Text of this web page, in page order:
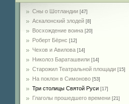
Сны о Шотландии [47]
Аскалонский злодей [8]
Восхождение воина [20]
Роберт Бёрнс [12]
Чехов и Авилова [14]
Николоз Бараташвили [14]
Cтарожил Театральной площади [15]
На поклон в Симоново [53]
Три столицы Святой Руси [17]
Глаголы прошедшего времени [21]